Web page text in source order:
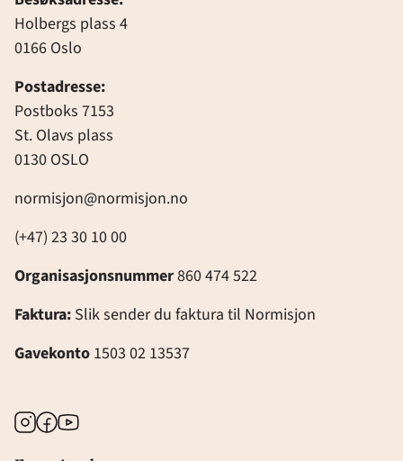
Holbergs plass 4
0166 Oslo
Postadresse:
Postboks 7153
St. Olavs plass
0130 OSLO
normisjon@normisjon.no
(+47) 23 30 10 00
Organisasjonsnummer860 474 522
Faktura: Slik sender du faktura til Normisjon
Gavekonto 1503 02 13537
Instagram
Facebook
Youtube